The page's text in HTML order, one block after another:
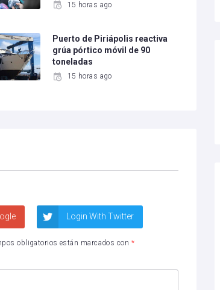
15 horas ago
Puerto de Piriápolis reactiva
grúa pórtico móvil de 90
toneladas
15 horas ago
Login With Twitter
obligatorios están marcados con *